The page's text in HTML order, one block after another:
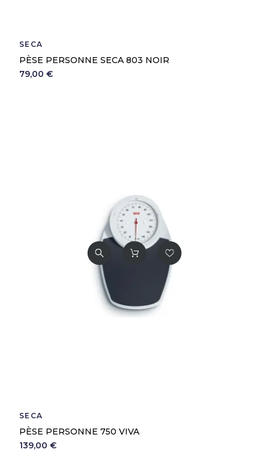
SECA
PÈSE PERSONNE SECA 803 NOIR
79,00 €
SECA
PÈSE PERSONNE 750 VIVA
139,00 €